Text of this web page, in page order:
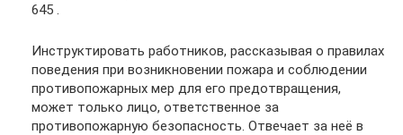
645 .
Инструктировать работников, рассказывая о правилах
поведения при возникновении пожара и соблюдении
противопожарных мер для его предотвращения,
может только лицо, ответственное за
противопожарную безопасность. Отвечает за неё в